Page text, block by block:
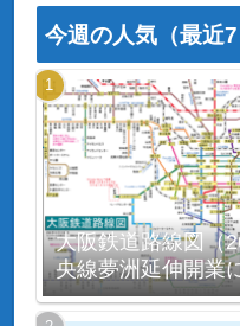
今週の人気（最近7
大阪鉄道路線図（
央線夢洲延伸開業